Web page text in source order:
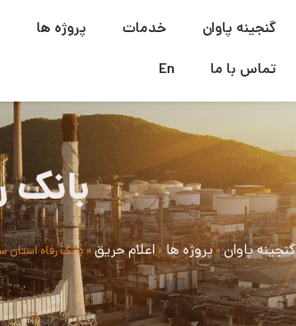
گنجینه پاوان خدمات پروژه ها
تماس با ما
En
بانک
گنجینه پاوان»پروژه ها»اعلام حریق»بانک رفاه استان